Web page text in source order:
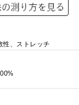
性、ストレッチ